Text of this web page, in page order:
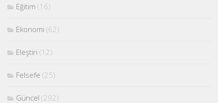
Eğitim (16)
Ekonomi (62)
Eleştiri (12)
Felsefe (25)
Güncel (292)